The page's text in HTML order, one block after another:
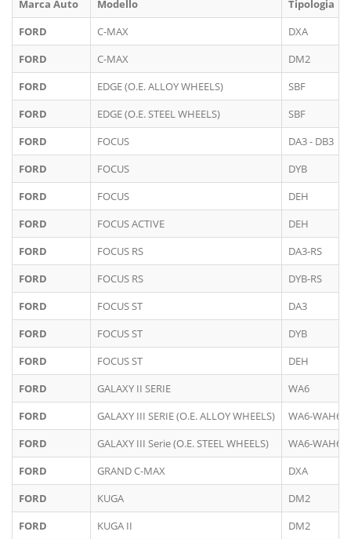
Marca Auto Modello
Tipologia
FORD
C-MAX
DXA
FORD
C-MAX
DM2
FORD
EDGE (O.E. ALLOY WHEELS)
SBF
FORD
EDGE (O.E. STEEL WHEELS)
SBF
FORD
FOCUS
DA3 - DB3
FORD
FOCUS
DYB
FORD
FOCUS
DEH
FORD
FOCUS ACTIVE
DEH
FORD
FOCUS RS
DA3-RS
FORD
FOCUS RS
DYB-RS
FORD
FOCUS ST
DA3
FORD
FOCUS ST
DYB
FORD
FOCUS ST
DEH
FORD
GALAXY II SERIE
WA6
FORD
GALAXY III SERIE (O.E. ALLOY WHEELS)
WA6-WAH6
FORD
GALAXY III Serie (O.E. STEEL WHEELS)
WA6-WAH6
FORD
GRAND C-MAX
DXA
FORD
KUGA
DM2
FORD
KUGA II
DM2